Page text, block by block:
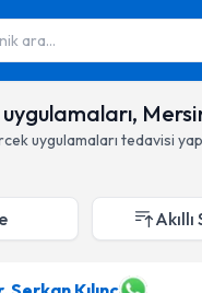
ara...
uygulamaları,
uygulamaları tedavisi